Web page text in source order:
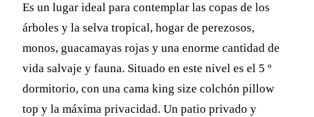
Es un lugar ideal para contemplar las copas de los
árboles y la selva tropical, hogar de perezosos,
monos, guacamayas rojas y una enorme cantidad de
vida salvaje y fauna. Situado en este nivel es el 5 º
dormitorio, con una cama king size colchón pillow
top y la máxima privacidad. Un patio privado y